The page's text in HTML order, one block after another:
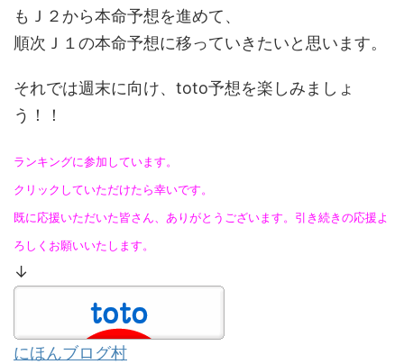
もＪ２から本命予想を進めて、
順次Ｊ１の本命予想に移っていきたいと思います。
それでは週末に向け、toto予想を楽しみましょ
う！！
ランキングに参加しています。
クリックしていただけたら幸いです。
既に応援いただいた皆さん、ありがとうございます。引き続きの応援よ
ろしくお願いいたします。
↓
にほんブログ村